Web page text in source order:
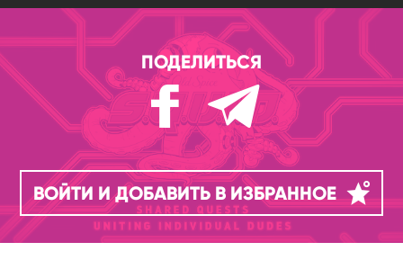
ПОДЕЛИТЬСЯ
ВОЙТИ И ДОБАВИТЬ В ИЗБРАННОЕ